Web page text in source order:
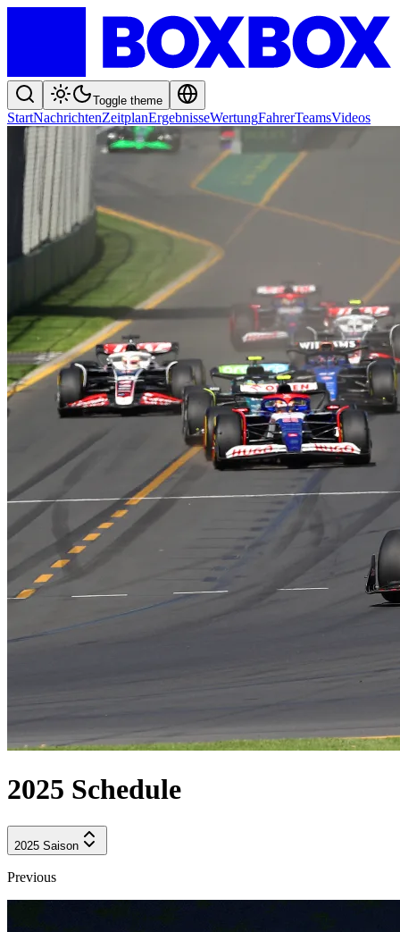
Toggle theme
StartNachrichtenZeitplanErgebnisseWertungFahrerTeamsVideos
2025 Schedule
2025 Saison
Previous